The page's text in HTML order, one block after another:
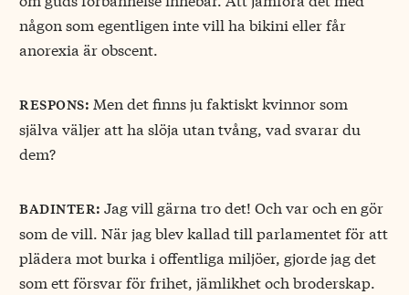
någon som egentligen inte vill ha bikini eller får
anorexia är obscent.
respons: Men det finns ju faktiskt kvinnor som
själva väljer att ha slöja utan tvång, vad svarar du
dem?
badinter:Jag vill gärna tro det! Och var och en gör
som de vill. När jag blev kallad till parlamentet för att
plädera mot burka i offentliga miljöer, gjorde jag det
som ett försvar för frihet, jämlikhet och broderskap.